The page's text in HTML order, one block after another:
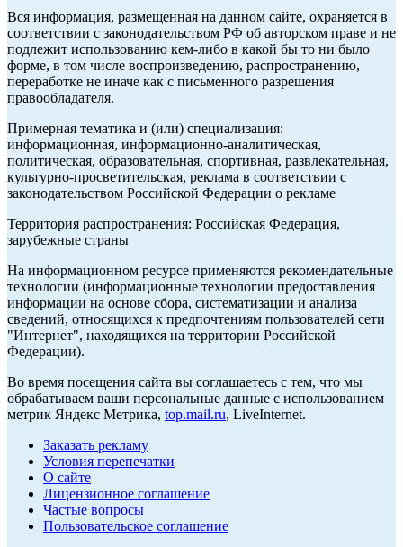
Вся информация, размещенная на данном сайте, охраняется в
соответствии с законодательством РФ об авторском праве и не
подлежит использованию кем-либо в какой бы то ни было
форме, в том числе воспроизведению, распространению,
переработке не иначе как с письменного разрешения
правообладателя.
Примерная тематика и (или) специализация:
информационная, информационно-аналитическая,
политическая, образовательная, спортивная, развлекательная,
культурно-просветительская, реклама в соответствии с
законодательством Российской Федерации о рекламе
Территория распространения: Российская Федерация,
зарубежные страны
На информационном ресурсе применяются рекомендательные
технологии (информационные технологии предоставления
информации на основе сбора, систематизации и анализа
сведений, относящихся к предпочтениям пользователей сети
"Интернет", находящихся на территории Российской
Федерации).
Во время посещения сайта вы соглашаетесь с тем, что мы
обрабатываем ваши персональные данные с использованием
метрик Яндекс Метрика, top.mail.ru, LiveInternet.
Заказать рекламу
Условия перепечатки
О сайте
Лицензионное соглашение
Частые вопросы
Пользовательское соглашение